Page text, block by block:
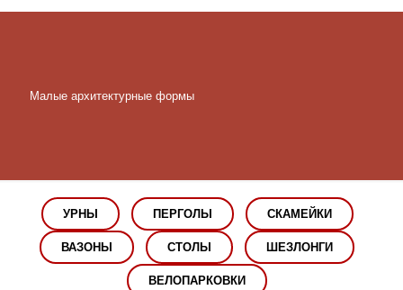
Малые архитектурные формы
УРНЫ ПЕРГОЛЫ
СКАМЕЙКИ
ВАЗОНЫ
СТОЛЫ
ШЕЗЛОНГИ
ВЕЛОПАРКОВКИ